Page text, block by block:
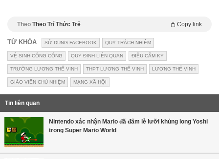
Theo Theo Trí Thức Trẻ Copy link
TỪ KHÓA SỬ DỤNG FACEBOOK QUY TRÁCH NHIỆM
VỆ SINH CÔNG CỘNG QUY ĐỊNH LIÊN QUAN ĐIỀU CẤM KỴ
TRƯỜNG LƯƠNG THẾ VINH THPT LƯƠNG THẾ VINH LƯƠNG THẾ VINH
GIÁO VIÊN CHỦ NHIỆM MẠNG XÃ HỘI
Tin liên quan
Nintendo xác nhận Mario đã đấm lè lưỡi khủng long Yoshi
trong Super Mario World